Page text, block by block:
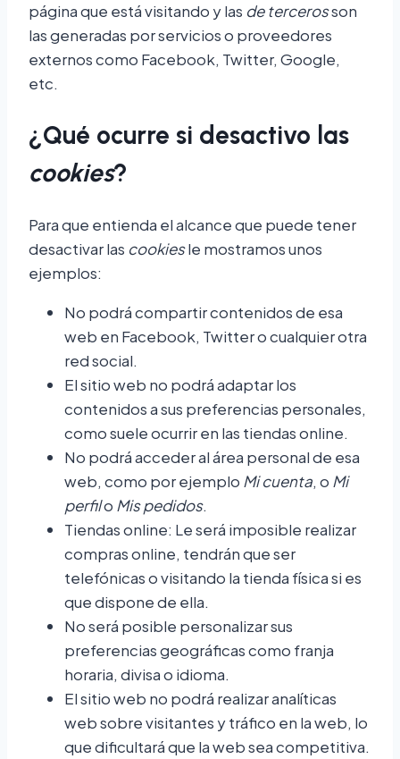
página que está visitando y las de tercerosson
las generadas por servicios o proveedores
externos como Facebook, Twitter, Google,
etc.
¿Qué ocurre si desactivo las
cookies?
Para que entienda el alcance que puede tener
desactivar las cookiesle mostramos unos
ejemplos:
No podrá compartir contenidos de esa
web en Facebook, Twitter o cualquier otra
red social.
El sitio web no podrá adaptar los
contenidos a sus preferencias personales,
como suele ocurrir en las tiendas online.
No podrá acceder al área personal de esa
web, como por ejemplo Mi cuenta, o Mi
perfilo Mis pedidos.
Tiendas online: Le será imposible realizar
compras online, tendrán que ser
telefónicas o visitando la tienda física si es
que dispone de ella.
No será posible personalizar sus
preferencias geográficas como franja
horaria, divisa o idioma.
El sitio web no podrá realizar analíticas
web sobre visitantes y tráfico en la web, lo
que dificultará que la web sea competitiva.